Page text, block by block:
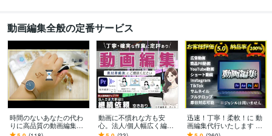
動画編集全般の定番サービス
時間のないあなたの代わ
りに高品質の動画編集し
ます 【制作実績700本
動画に不慣れな方も安
心。法人/個人幅広く編集
します Premiere使用｜紹
迅速！丁寧！柔軟！に 動
画編集代行いたします ジ
ャンル問わず、そのイメ